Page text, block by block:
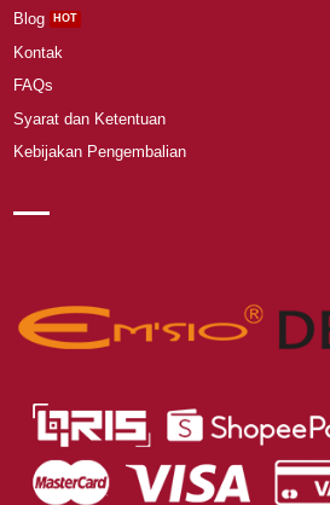
Blog
Kontak
FAQs
Syarat dan Ketentuan
Kebijakan Pengembalian